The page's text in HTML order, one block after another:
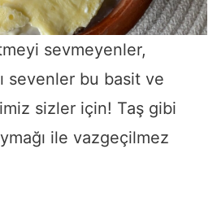
sevmeyenler,
sevenler bu basit ve
sizler için! Taş gibi
ile vazgeçilmez